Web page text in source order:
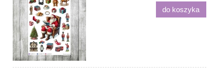
do koszyka